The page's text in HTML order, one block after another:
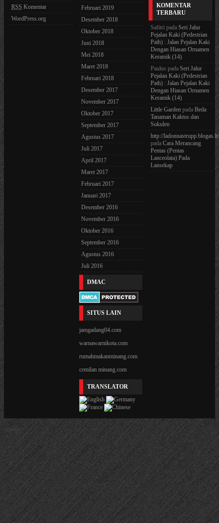
RSS Komentar
WordPress.org
Februari 2019
Desember 2018
Oktober 2018
Juni 2018
Mei 2018
Maret 2018
Februari 2018
Desember 2017
November 2017
Oktober 2017
September 2017
Agustus 2017
Juli 2017
April 2017
Maret 2017
Februari 2017
Januari 2017
Desember 2016
November 2016
Oktober 2016
September 2016
Agustus 2016
Juli 2016
DMAC
SITUS LAIN
jamgadang04.com
warnawarnikota.com
rumahmakanminang.com
cemilan minang.com
TRANSLATOR
KOMENTAR
TERBARU
Safitri padaSeri Jalur
Pejalan Kaki (Pedestrian
Path) : Jalan Pejalan Kaki
Dengan Hiasan Ornamen
Keramik (14)
Paulus padaSeri Jalur
Pejalan Kaki (Pedestrian
Path) : Jalan Pejalan Kaki
Dengan Hiasan Ornamen
Keramik (14)
Little Garden padaBeda
Tanaman Kaktus dan
Sukulen
http://ladonnastrupp.blogas.lt/
padaCara Merancang
Pentas (Pentas
Lanceolata) Pada
Lansekap
center>